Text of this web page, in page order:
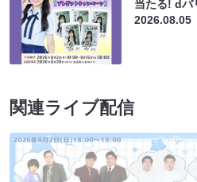
当たる! dバ
2026.08.05
関連ライブ配信